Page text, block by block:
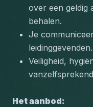
over een geldig
behalen.
Je
leidinggevenden.
Veiligheid,
Het aanbod: